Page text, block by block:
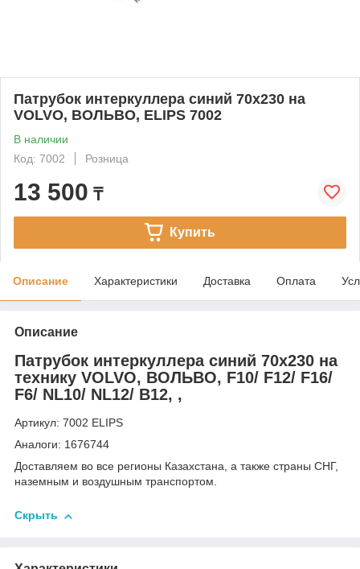
Патрубок интеркуллера синий 70x230 на
VOLVO, ВОЛЬВО, ELIPS 7002
В наличии
Код: 7002
Розница
13 500 ₸
Купить
Описание Характеристики Доставка Оплата
Описание
Патрубок интеркуллера синий 70x230 на
технику VOLVO, ВОЛЬВО, F10/ F12/ F16/
F6/ NL10/ NL12/ B12, ,
Артикул: 7002 ELIPS
Аналоги: 1676744
Доставляем во все регионы Казахстана, а также страны СНГ,
наземным и воздушным транспортом.
Скрыть